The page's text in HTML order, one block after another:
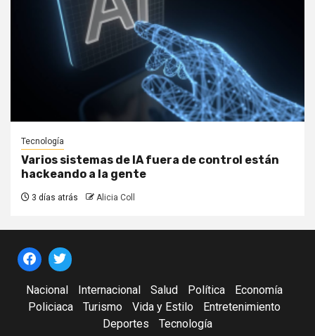
Tecnología
Varios sistemas de IA fuera de control están
hackeando a la gente
3 días atrás Alicia Coll
Nacional Internacional Salud Política
Economía
Policiaca
Turismo Vida y Estilo
Entretenimiento
Deportes
Tecnología